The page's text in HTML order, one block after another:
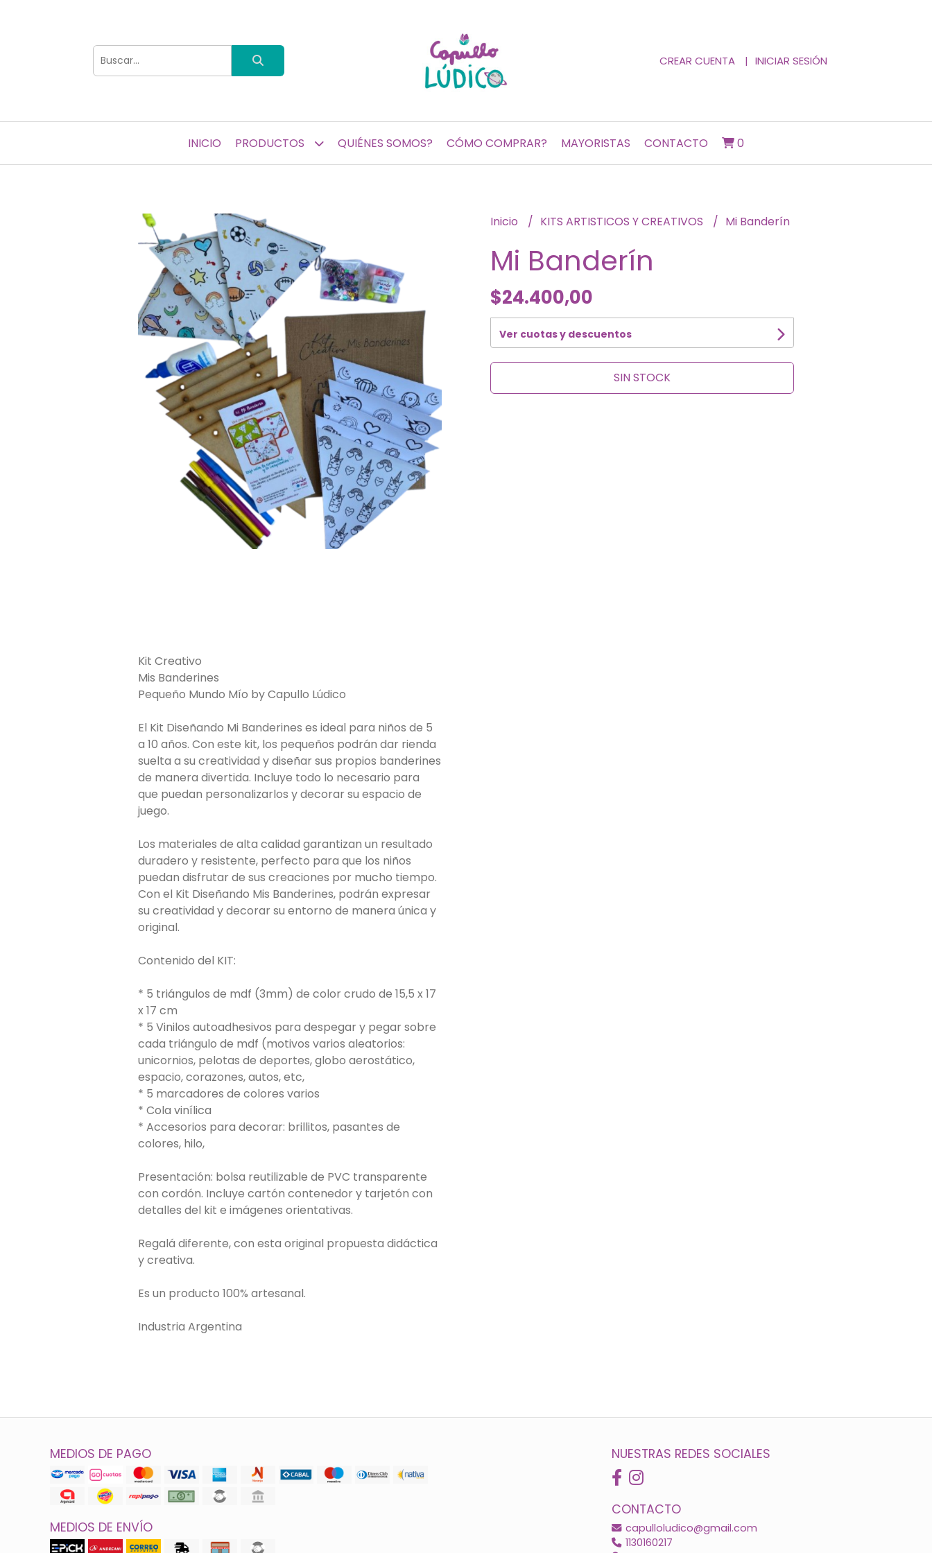
CREAR CUENTA INICIAR SESIÓN
INICIO PRODUCTOS QUIÉNES SOMOS? CÓMO COMPRAR? MAYORISTAS CONTACTO 0
Kit Creativo
Mis Banderines
Pequeño Mundo Mío by Capullo Lúdico
El Kit Diseñando Mi Banderines es ideal para niños de 5
a 10 años. Con este kit, los pequeños podrán dar rienda
suelta a su creatividad y diseñar sus propios banderines
de manera divertida. Incluye todo lo necesario para
que puedan personalizarlos y decorar su espacio de
juego.
Los materiales de alta calidad garantizan un resultado
duradero y resistente, perfecto para que los niños
puedan disfrutar de sus creaciones por mucho tiempo.
Con el Kit Diseñando Mis Banderines, podrán expresar
su creatividad y decorar su entorno de manera única y
original.
Contenido del KIT:
* 5 triángulos de mdf (3mm) de color crudo de 15,5 x 17
x 17 cm
* 5 Vinilos autoadhesivos para despegar y pegar sobre
cada triángulo de mdf (motivos varios aleatorios:
unicornios, pelotas de deportes, globo aerostático,
espacio, corazones, autos, etc,
* 5 marcadores de colores varios
* Cola vinílica
* Accesorios para decorar: brillitos, pasantes de
colores, hilo,
Presentación: bolsa reutilizable de PVC transparente
con cordón. Incluye cartón contenedor y tarjetón con
detalles del kit e imágenes orientativas.
Regalá diferente, con esta original propuesta didáctica
y creativa.
Es un producto 100% artesanal.
Industria Argentina
Inicio KITS ARTISTICOS Y CREATIVOS Mi Banderín
Mi Banderín
$24.400,00
Ver cuotas y descuentos
SIN STOCK
MEDIOS DE PAGO
MEDIOS DE ENVÍO
NUESTRAS REDES SOCIALES
CONTACTO
capulloludico@gmail.com
1130160217